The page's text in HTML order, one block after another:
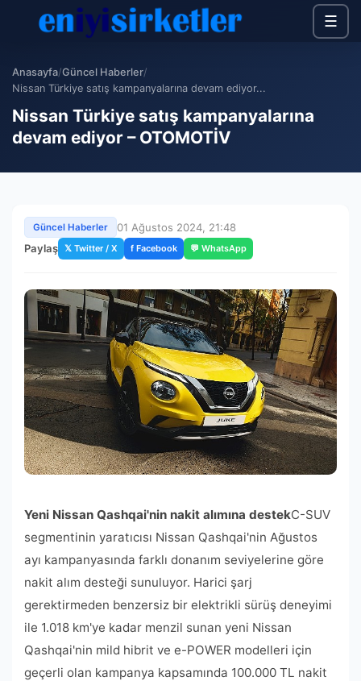
☰
Anasayfa/Güncel Haberler/
Nissan Türkiye satış kampanyalarına devam ediyor...
Nissan Türkiye satış kampanyalarına
devam ediyor – OTOMOTİV
Güncel Haberler
01 Ağustos 2024, 21:48
Paylaş 𝕏 Twitter / X f Facebook 💬 WhatsApp
Yeni Nissan Qashqai'nin nakit alımına destekC-SUV
segmentinin yaratıcısı Nissan Qashqai'nin Ağustos
ayı kampanyasında farklı donanım seviyelerine göre
nakit alım desteği sunuluyor. Harici şarj
gerektirmeden benzersiz bir elektrikli sürüş deneyimi
ile 1.018 km'ye kadar menzil sunan yeni Nissan
Qashqai'nin mild hibrit ve e-POWER modelleri için
geçerli olan kampanya kapsamında 100.000 TL nakit